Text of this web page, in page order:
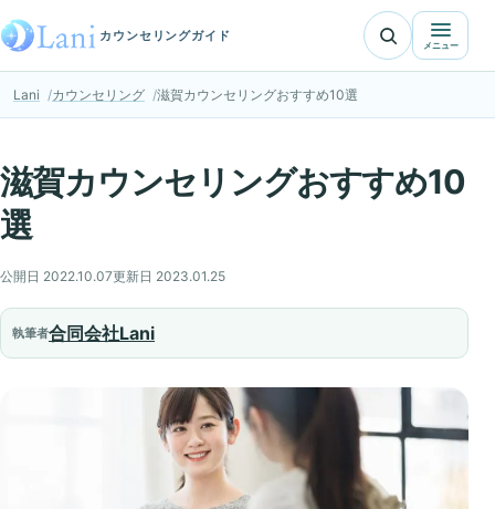
カウンセリングガイド
メニュー
Lani カウンセリング 滋賀カウンセリングおすすめ10選
滋賀カウンセリングおすすめ10
選
公開日 2022.10.07更新日 2023.01.25
執筆者合同会社Lani